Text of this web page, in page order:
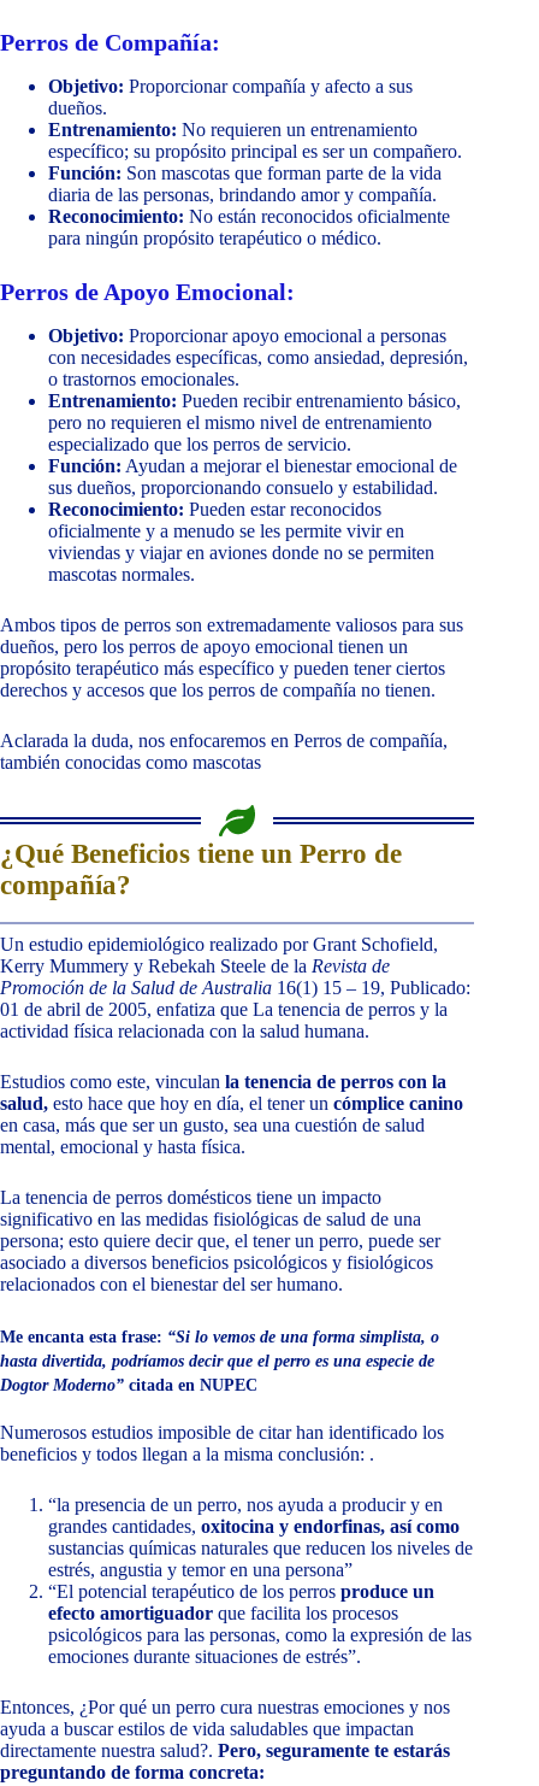
Perros de Compañía:
Objetivo: Proporcionar compañía y afecto a sus
dueños.
Entrenamiento: No requieren un entrenamiento
específico; su propósito principal es ser un compañero.
Función: Son mascotas que forman parte de la vida
diaria de las personas, brindando amor y compañía.
Reconocimiento: No están reconocidos oficialmente
para ningún propósito terapéutico o médico.
Perros de Apoyo Emocional:
Objetivo: Proporcionar apoyo emocional a personas
con necesidades específicas, como ansiedad, depresión,
o trastornos emocionales.
Entrenamiento: Pueden recibir entrenamiento básico,
pero no requieren el mismo nivel de entrenamiento
especializado que los perros de servicio.
Función: Ayudan a mejorar el bienestar emocional de
sus dueños, proporcionando consuelo y estabilidad.
Reconocimiento: Pueden estar reconocidos
oficialmente y a menudo se les permite vivir en
viviendas y viajar en aviones donde no se permiten
mascotas normales.
Ambos tipos de perros son extremadamente valiosos para sus
dueños, pero los perros de apoyo emocional tienen un
propósito terapéutico más específico y pueden tener ciertos
derechos y accesos que los perros de compañía no tienen.
Aclarada la duda, nos enfocaremos en Perros de compañía,
también conocidas como mascotas
¿Qué Beneficios tiene un Perro de
compañía?
Un estudio epidemiológico realizado por Grant Schofield,
Kerry Mummery y Rebekah Steele de la Revista de
Promoción de la Salud de Australia 16(1) 15 – 19, Publicado:
01 de abril de 2005, enfatiza que La tenencia de perros y la
actividad física relacionada con la salud humana.
Estudios como este, vinculan la tenencia de perros con la
salud, esto hace que hoy en día, el tener un cómplice canino
en casa, más que ser un gusto, sea una cuestión de salud
mental, emocional y hasta física.
La tenencia de perros domésticos tiene un impacto
significativo en las medidas fisiológicas de salud de una
persona; esto quiere decir que, el tener un perro, puede ser
asociado a diversos beneficios psicológicos y fisiológicos
relacionados con el bienestar del ser humano.
Me encanta esta frase: “Si lo vemos de una forma simplista, o
hasta divertida, podríamos decir que el perro es una especie de
Dogtor Moderno” citada en NUPEC
Numerosos estudios imposible de citar han identificado los
beneficios y todos llegan a la misma conclusión: .
“la presencia de un perro, nos ayuda a producir y en
grandes cantidades, oxitocina y endorfinas, así como
sustancias químicas naturales que reducen los niveles de
estrés, angustia y temor en una persona”
“El potencial terapéutico de los perros produce un
efecto amortiguador que facilita los procesos
psicológicos para las personas, como la expresión de las
emociones durante situaciones de estrés”.
Entonces, ¿Por qué un perro cura nuestras emociones y nos
ayuda a buscar estilos de vida saludables que impactan
directamente nuestra salud?. Pero, seguramente te estarás
preguntando de forma concreta: